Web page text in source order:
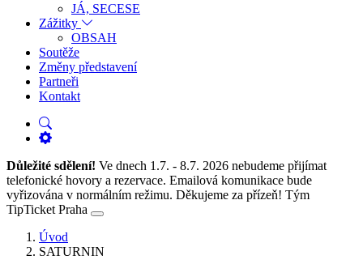
JÁ, SECESE
Zážitky
OBSAH
Soutěže
Změny představení
Partneři
Kontakt
Důležité sdělení! Ve dnech 1.7. - 8.7. 2026 nebudeme přijímat
telefonické hovory a rezervace. Emailová komunikace bude
vyřizována v normálním režimu. Děkujeme za přízeň! Tým
TipTicket Praha
Úvod
SATURNIN